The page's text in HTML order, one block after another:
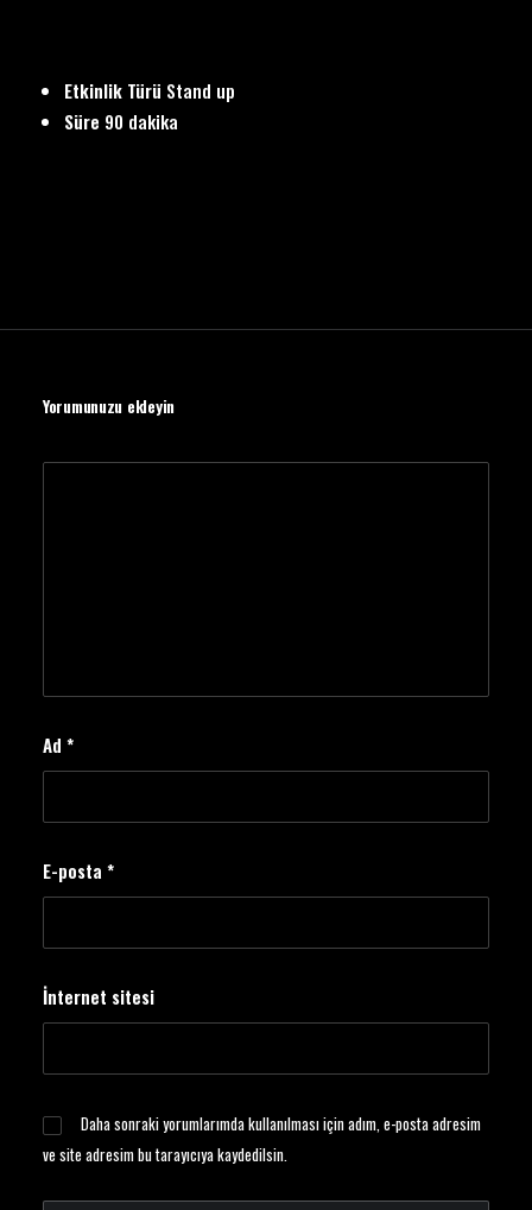
Etkinlik Türü Stand up
Süre 90 dakika
Yorumunuzu ekleyin
Ad *
E-posta *
İnternet sitesi
Daha sonraki yorumlarımda kullanılması için adım, e-posta adresim
ve site adresim bu tarayıcıya kaydedilsin.